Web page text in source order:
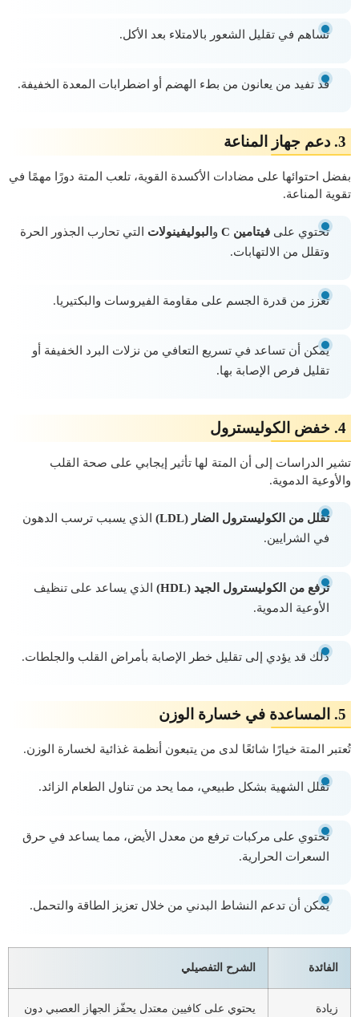
تساهم في تقليل الشعور بالامتلاء بعد الأكل.
قد تفيد من يعانون من بطء الهضم أو اضطرابات المعدة الخفيفة.
3. دعم جهاز المناعة
بفضل احتوائها على مضادات الأكسدة القوية، تلعب المتة دورًا مهمًا في
تقوية المناعة.
تحتوي على فيتامين C و البوليفينولات التي تحارب الجذور الحرة
وتقلل من الالتهابات.
تعزز من قدرة الجسم على مقاومة الفيروسات والبكتيريا.
يمكن أن تساعد في تسريع التعافي من نزلات البرد الخفيفة أو
تقليل فرص الإصابة بها.
4. خفض الكوليسترول
تشير الدراسات إلى أن المتة لها تأثير إيجابي على صحة القلب
والأوعية الدموية.
تقلل من الكوليسترول الضار (LDL)
الذي يسبب ترسب الدهون
في الشرايين.
ترفع من الكوليسترول الجيد (HDL)
الذي يساعد على تنظيف
الأوعية الدموية.
ذلك قد يؤدي إلى تقليل خطر الإصابة بأمراض القلب والجلطات.
5. المساعدة في خسارة الوزن
تُعتبر المتة خيارًا شائعًا لدى من يتبعون أنظمة غذائية لخسارة الوزن.
تُقلل الشهية بشكل طبيعي، مما يحد من تناول الطعام الزائد.
تحتوي على مركبات ترفع من معدل الأيض، مما يساعد في حرق
السعرات الحرارية.
يمكن أن تدعم النشاط البدني من خلال تعزيز الطاقة والتحمل.
الفائدة الشرح التفصيلي
زيادة يحتوي على كافيين معتدل يحفّز الجهاز العصبي دون